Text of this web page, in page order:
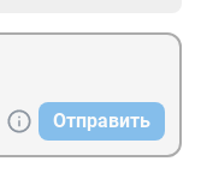
Отправить